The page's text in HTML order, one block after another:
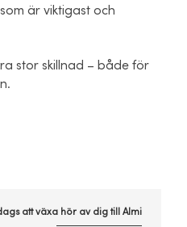
är viktigast och
stor skillnad – både för
att växa hör av dig till Almi